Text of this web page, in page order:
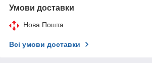
Умови доставки
Нова Пошта
Всі умови доставки